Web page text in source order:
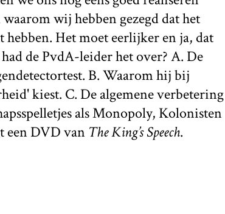
wij hebben gezegd dat het
Het moet eerlijker en ja, dat
de PvdA-leider het over? A. De
B. Waarom hij bij
kiest. C. De algemene verbetering
als Monopoly, Kolonisten
een DVD van The King’s Speech.